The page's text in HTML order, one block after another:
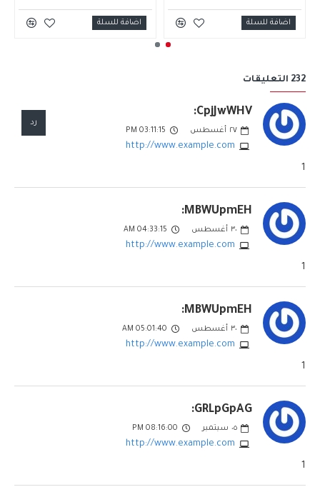
اضافة للسلة اضافة للسلة
232 التعليقات
CpjJwWHV:
٢٧ أغسطس 03:11:15 PM
http://www.example.com
رد
1
MBWUpmEH:
٣٠ أغسطس 04:33:15 AM
http://www.example.com
1
MBWUpmEH:
٣٠ أغسطس 05:01:40 AM
http://www.example.com
1
GRLpGpAG:
٠٥ سبتمبر 08:16:00 PM
http://www.example.com
1